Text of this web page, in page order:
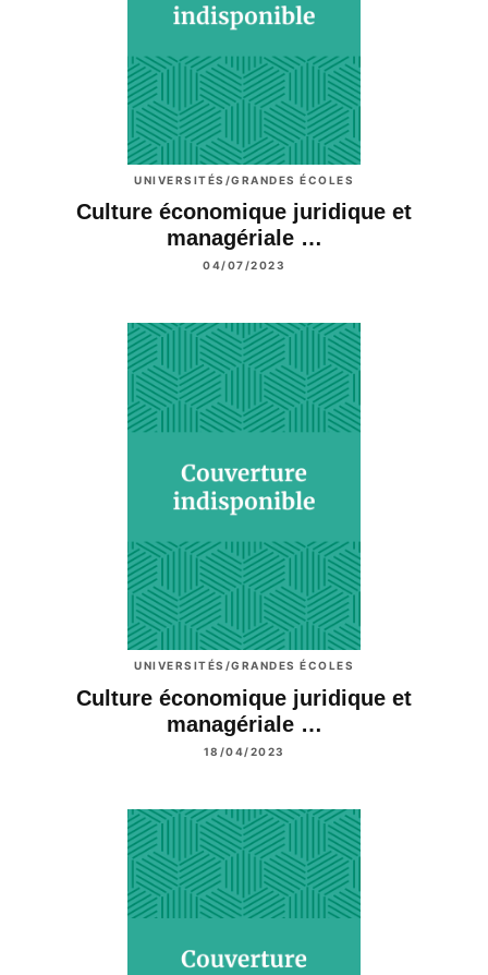
UNIVERSITÉS/GRANDES ÉCOLES
Culture économique juridique et
managériale …
04/07/2023
UNIVERSITÉS/GRANDES ÉCOLES
Culture économique juridique et
managériale …
18/04/2023